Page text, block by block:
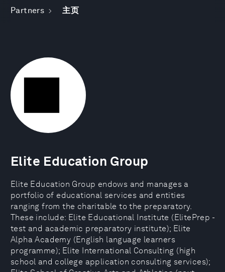
Partners 主页
Elite Education Group
Elite Education Group endows and manages a
portfolio of educational services and entities
ranging from the charitable to the preparatory.
These include: Elite Educational Institute (ElitePrep -
test and academic preparatory institute); Elite
Alpha Academy (English language learners
programme); Elite International Consulting (high
school and college application consulting services);